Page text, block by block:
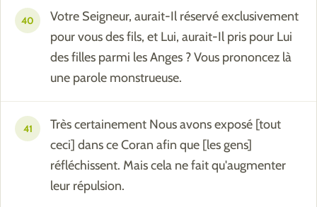
40
Votre Seigneur, aurait-Il réservé exclusivement
pour vous des fils, et Lui, aurait-Il pris pour Lui
des filles parmi les Anges ? Vous prononcez là
une parole monstrueuse.
41
Très certainement Nous avons exposé [tout
ceci] dans ce Coran afin que [les gens]
réfléchissent. Mais cela ne fait qu'augmenter
leur répulsion.